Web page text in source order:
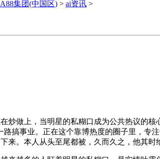
集团(中国区) > ai资讯 >
做上，当明星的私糊口成为公共热议的核
路搞事业。正在这个靠博热度的圈子里，
来。本人从头至尾都被，久而久之，他其